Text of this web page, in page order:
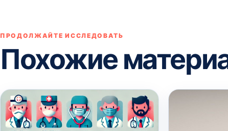
ПРОДОЛЖАЙТЕ ИССЛЕДОВАТЬ
Похожие